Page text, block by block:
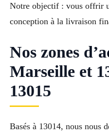
Notre objectif : vous offrir
conception à la livraison
Nos zones
Marseille et
13015
Basés à 13014, nous nous